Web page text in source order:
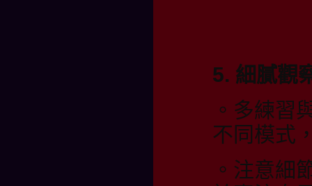
5. 細膩觀
。多練習
不同模式
。注意細